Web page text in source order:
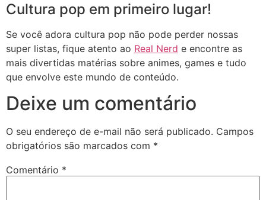
Cultura pop em primeiro lugar!
Se você adora cultura pop não pode perder nossas
super listas, fique atento ao Real Nerd e encontre as
mais divertidas matérias sobre animes, games e tudo
que envolve este mundo de conteúdo.
Deixe um comentário
O seu endereço de e-mail não será publicado. Campos
obrigatórios são marcados com *
Comentário *